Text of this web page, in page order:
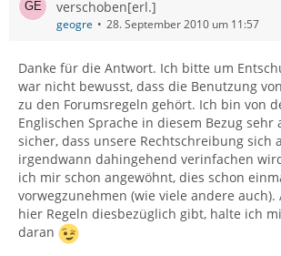
verschoben[erl.]
geogre 28. September 2010 um 11:57
Danke für die Antwort. Ich bitte um
war nicht bewusst, dass die Benutzung
zu den Forumsregeln gehört. Ich bin von
Englischen Sprache in diesem Bezug
sicher, dass unsere Rechtschreibung sich
irgendwann dahingehend verinfachen
ich mir schon angewöhnt, dies schon
vorwegzunehmen (wie viele andere auch).
hier Regeln diesbezüglich gibt, halte ich
daran